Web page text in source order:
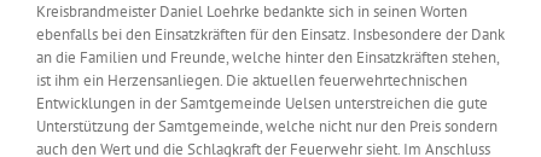
Kreisbrandmeister Daniel Loehrke bedankte sich in seinen Worten
ebenfalls bei den Einsatzkräften für den Einsatz. Insbesondere der Dank
an die Familien und Freunde, welche hinter den Einsatzkräften stehen,
ist ihm ein Herzensanliegen. Die aktuellen feuerwehrtechnischen
Entwicklungen in der Samtgemeinde Uelsen unterstreichen die gute
Unterstützung der Samtgemeinde, welche nicht nur den Preis sondern
auch den Wert und die Schlagkraft der Feuerwehr sieht. Im Anschluss